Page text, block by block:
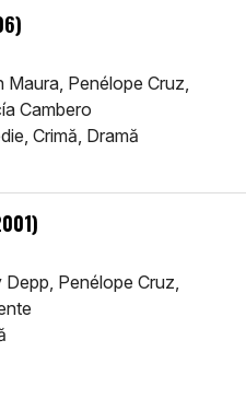
Maura, Penélope Cruz,
Cambero
Crimă, Dramă
Depp, Penélope Cruz,